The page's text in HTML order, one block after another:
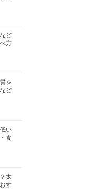
ど
方
を
ど
い
食
太
す